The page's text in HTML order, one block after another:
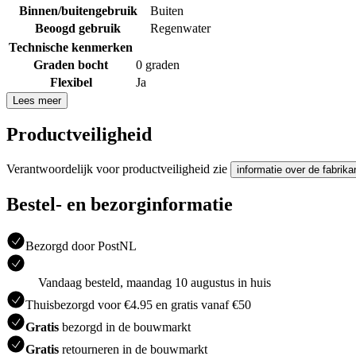
Binnen/buitengebruik
Buiten
Beoogd gebruik
Regenwater
Technische kenmerken
Graden bocht
0 graden
Flexibel
Ja
Lees meer
Productveiligheid
Verantwoordelijk voor productveiligheid zie informatie over de
Bestel- en bezorginformatie
Bezorgd door PostNL
Vandaag besteld, maandag 10 augustus in huis
Thuisbezorgd voor €4.95 en gratis vanaf €50
Gratis bezorgd in de bouwmarkt
Gratis retourneren in de bouwmarkt